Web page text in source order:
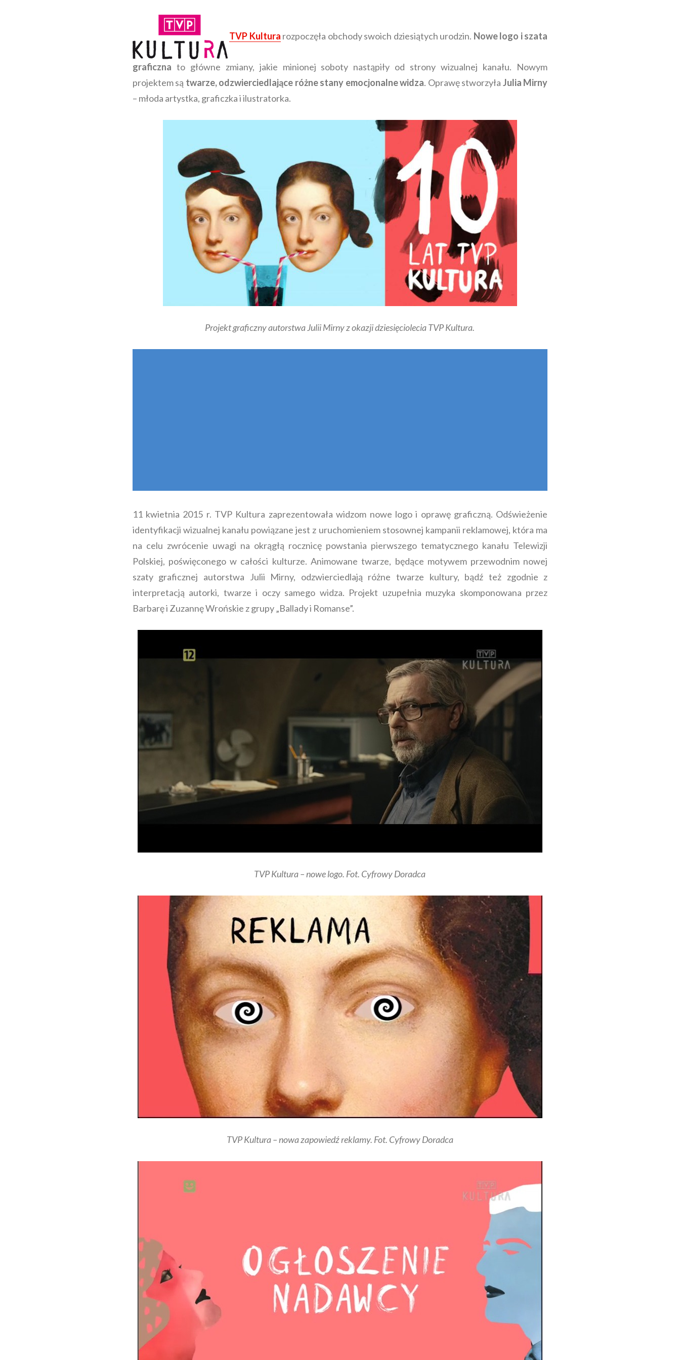
TVP Kultura rozpoczęła obchody swoich dziesiątych urodzin. Nowe logo i szata
graficzna to główne zmiany, jakie minionej soboty nastąpiły od strony wizualnej kanału. Nowym
projektem są twarze, odzwierciedlające różne stany emocjonalne widza. Oprawę stworzyła Julia Mirny
– młoda artystka, graficzka i ilustratorka.
Projekt graficzny autorstwa Julii Mirny z okazji dziesięciolecia TVP Kultura.
11 kwietnia 2015 r. TVP Kultura zaprezentowała widzom nowe logo i oprawę graficzną. Odświeżenie
identyfikacji wizualnej kanału powiązane jest z uruchomieniem stosownej kampanii reklamowej, która ma
na celu zwrócenie uwagi na okrągłą rocznicę powstania pierwszego tematycznego kanału Telewizji
Polskiej, poświęconego w całości kulturze. Animowane twarze, będące motywem przewodnim nowej
szaty graficznej autorstwa Julii Mirny, odzwierciedlają różne twarze kultury, bądź też zgodnie z
interpretacją autorki, twarze i oczy samego widza. Projekt uzupełnia muzyka skomponowana przez
Barbarę i Zuzannę Wrońskie z grupy „Ballady i Romanse”.
TVP Kultura – nowe logo. Fot. Cyfrowy Doradca
TVP Kultura – nowa zapowiedź reklamy. Fot. Cyfrowy Doradca